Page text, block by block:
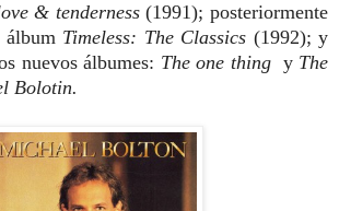
& tenderness(1991); posteriormente
álbum Timeless: The Classics (1992); y
nuevos álbumes: The one thing yThe
Bolotin.